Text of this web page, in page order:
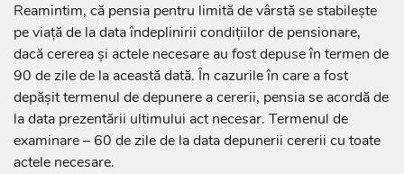
Reamintim, că pensia pentru limită de vârstă se stabileşte
pe viaţă de la data îndeplinirii condiţiilor de pensionare,
dacă cererea şi actele necesare au fost depuse în termen de
90 de zile de la această dată. În cazurile în care a fost
depăşit termenul de depunere a cererii, pensia se acordă de
la data prezentării ultimului act necesar. Termenul de
examinare – 60 de zile de la data depunerii cererii cu toate
actele necesare.